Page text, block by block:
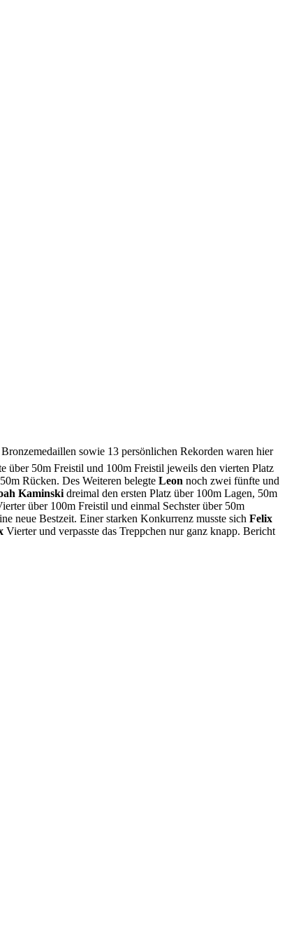
sowie 13 persönlichen Rekorden waren hier
über 50m Freistil und 100m Freistil jeweils den vierten Platz
Rücken. Des Weiteren belegte Leon noch zwei fünfte und
Kaminski dreimal den ersten Platz über 100m Lagen, 50m
über 100m Freistil und einmal Sechster über 50m
neue Bestzeit. Einer starken Konkurrenz musste sich Felix
Vierter und verpasste das Treppchen nur ganz knapp. Bericht